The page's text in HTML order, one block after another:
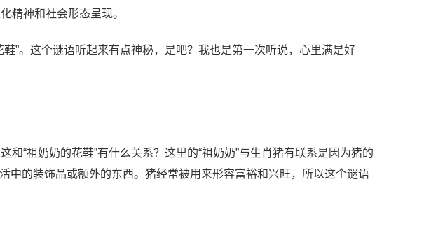
精神和社会形态呈现。
”。这个谜语听起来有点神秘，是吧？我也是第一次听说，心里满是好
“祖奶奶的花鞋”有什么关系？这里的“祖奶奶”与生肖猪有联系是因为猪的
中的装饰品或额外的东西。猪经常被用来形容富裕和兴旺，所以这个谜语